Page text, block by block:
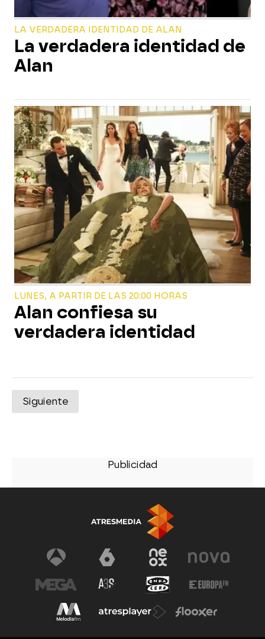
LA VERDADERA IDENTIDAD DE ALAN
La verdadera identidad de
Alan
LUNES, A PARTIR DE LAS 20:00 HORAS
Alan confiesa su
verdadera identidad
Siguiente